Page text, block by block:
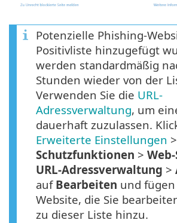
Potenzielle Phishing-
Positivliste hinzugefügt
werden standardmäßig
Stunden wieder von der
Verwenden Sie die URL-
Adressverwaltung, um
dauerhaft zuzulassen.
Erweiterte Einstellungen >
Schutzfunktionen >
URL-Adressverwaltung >
auf Bearbeiten und fügen
Website, die Sie
zu dieser Liste hinzu.